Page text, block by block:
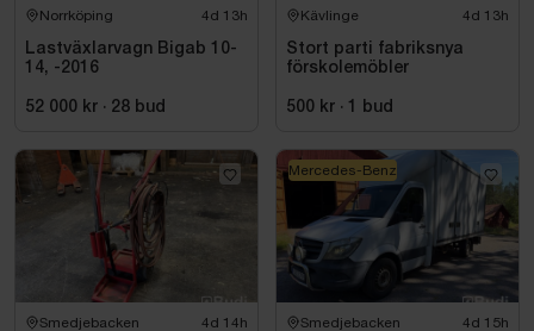
Norrköping 4d 13h
Lastväxlarvagn Bigab 10-
14, -2016
52 000 kr · 28 bud
Kävlinge 4d 13h
Stort parti fabriksnya
förskolemöbler
500 kr · 1 bud
Smedjebacken 4d 14h Smedjebacken 4d 15h
Mercedes-Benz